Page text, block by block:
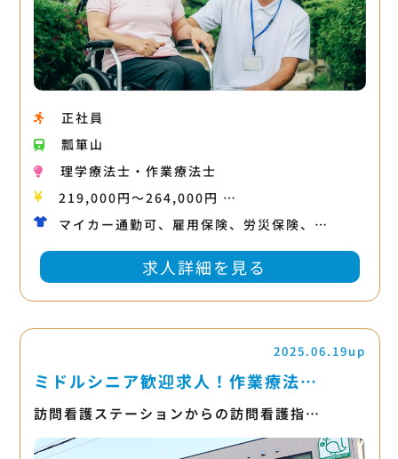
正社員
瓢箪山
理学療法士・作業療法士
219,000円〜264,000円 …
マイカー通勤可、雇用保険、労災保険、…
求人詳細を見る
2025.06.19up
ミドルシニア歓迎求人！作業療法…
訪問看護ステーションからの訪問看護指…